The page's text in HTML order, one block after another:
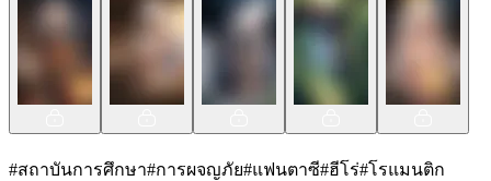
#สถาบันการศึกษา#การผจญภัย#แฟนตาซี#ฮีโร่#โรแมนติก